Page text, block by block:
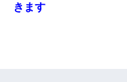
きます